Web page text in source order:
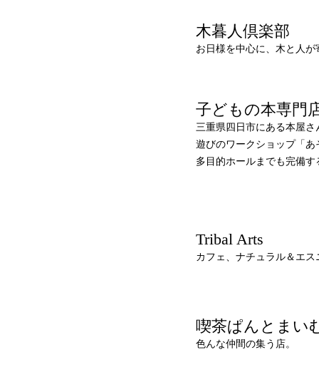
木暮人倶楽部
お日様を中心に、木と人
子どもの本専門
三重県四日市にある本屋
遊びのワークショップ「あ
多目的ホールまでも完備
Tribal Arts
カフェ、ナチュラル＆エ
喫茶ぱんとまい
色んな仲間の集う店。